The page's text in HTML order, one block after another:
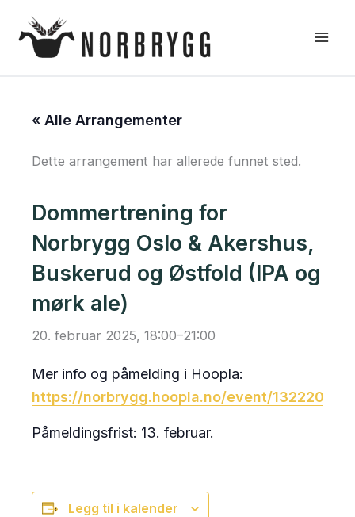
rett
« Alle Arrangementer
Dette arrangement har allerede funnet sted.
Dommertrening for
Norbrygg Oslo & Akershus,
Buskerud og Østfold (IPA og
mørk ale)
20. februar 2025, 18:00–21:00
Mer info og påmelding i Hoopla:
https://norbrygg.hoopla.no/event/
Påmeldingsfrist: 13. februar.
Legg til i kalender